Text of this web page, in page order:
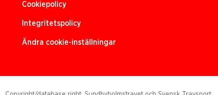
Cookiepolicy
Integritetspolicy
Ändra cookie-inställningar